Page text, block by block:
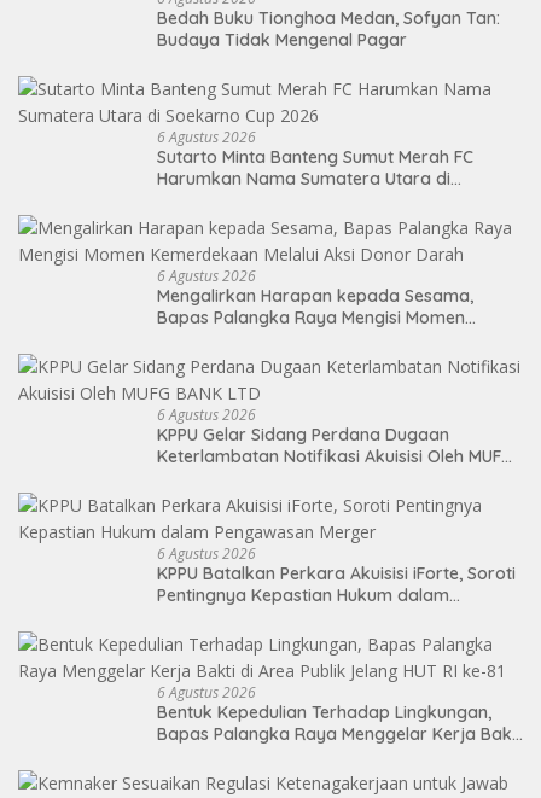
Bedah Buku Tionghoa Medan, Sofyan Tan:
Budaya Tidak Mengenal Pagar
6 Agustus 2026
Sutarto Minta Banteng Sumut Merah FC
Harumkan Nama Sumatera Utara di
6 Agustus 2026
Mengalirkan Harapan kepada Sesama,
Bapas Palangka Raya Mengisi Momen
6 Agustus 2026
KPPU Gelar Sidang Perdana Dugaan
Keterlambatan Notifikasi Akuisisi Oleh MUFG
6 Agustus 2026
KPPU Batalkan Perkara Akuisisi iForte, Soroti
Pentingnya Kepastian Hukum dalam
6 Agustus 2026
Bentuk Kepedulian Terhadap Lingkungan,
Bapas Palangka Raya Menggelar Kerja Bakti